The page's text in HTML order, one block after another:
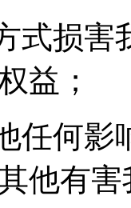
式损
益；
任何
他有